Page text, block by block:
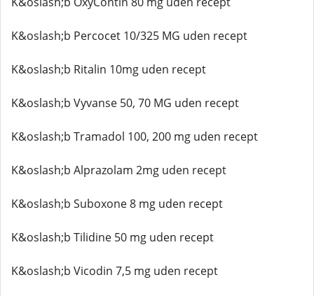
K&oslash;b Percocet 10/325 MG uden recept
K&oslash;b Ritalin 10mg uden recept
K&oslash;b Vyvanse 50, 70 MG uden recept
K&oslash;b Tramadol 100, 200 mg uden recept
K&oslash;b Alprazolam 2mg uden recept
K&oslash;b Suboxone 8 mg uden recept
K&oslash;b Tilidine 50 mg uden recept
K&oslash;b Vicodin 7,5 mg uden recept